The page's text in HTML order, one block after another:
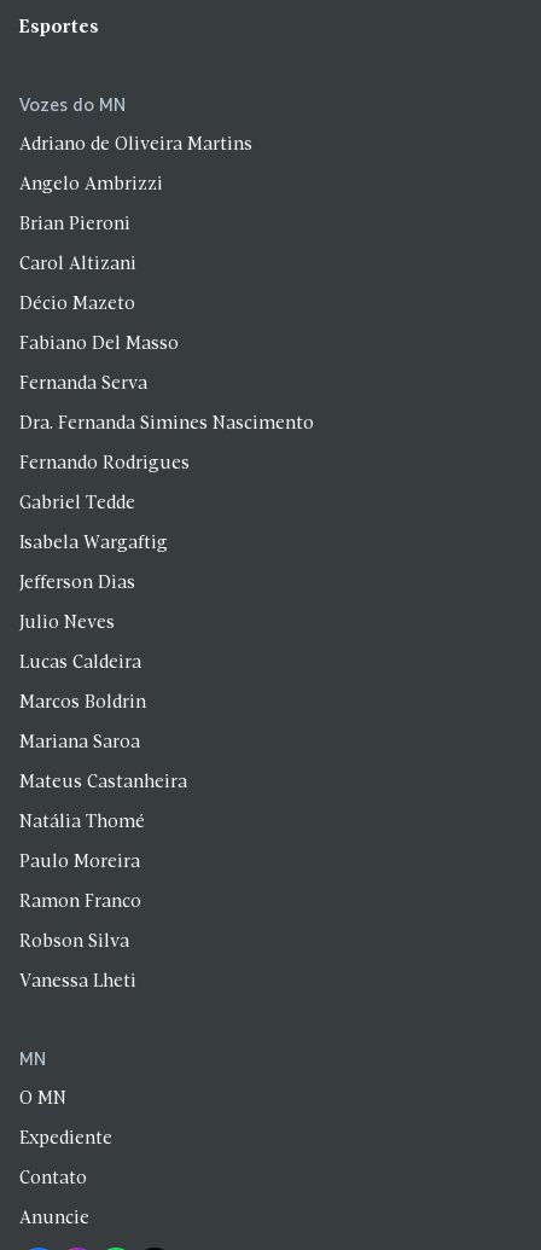
Esportes
Vozes do MN
Adriano de Oliveira Martins
Angelo Ambrizzi
Brian Pieroni
Carol Altizani
Décio Mazeto
Fabiano Del Masso
Fernanda Serva
Dra. Fernanda Simines Nascimento
Fernando Rodrigues
Gabriel Tedde
Isabela Wargaftig
Jefferson Dias
Julio Neves
Lucas Caldeira
Marcos Boldrin
Mariana Saroa
Mateus Castanheira
Natália Thomé
Paulo Moreira
Ramon Franco
Robson Silva
Vanessa Lheti
MN
O MN
Expediente
Contato
Anuncie